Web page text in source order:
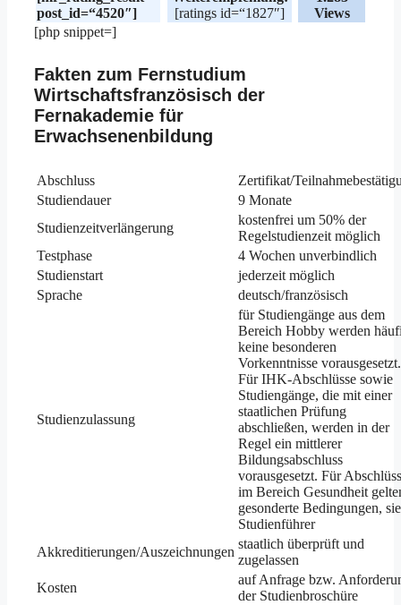
post_id=“4520″]
[ratings id=“1827″]
Views
[php snippet=]
Fakten zum Fernstudium
Wirtschaftsfranzösisch der
Fernakademie für
Erwachsenenbildung
Abschluss
Zertifikat/
Studiendauer
9 Monate
Studienzeitverlängerung
kostenfrei um 50% der
Regelstudienzeit möglich
Testphase
4 Wochen unverbindlich
Studienstart
jederzeit möglich
Sprache
deutsch/französisch
Studienzulassung
für Studiengänge aus dem
Bereich Hobby werden
keine besonderen
Vorkenntnisse vorausgesetzt.
Für IHK-Abschlüsse sowie
Studiengänge, die mit einer
staatlichen Prüfung
abschließen, werden in der
Regel ein mittlerer
Bildungsabschluss
vorausgesetzt. Für
im Bereich Gesundheit
gesonderte Bedingungen,
Studienführer
Akkreditierungen/Auszeichnungen
staatlich überprüft und
zugelassen
Kosten
auf Anfrage bzw.
der Studienbroschüre